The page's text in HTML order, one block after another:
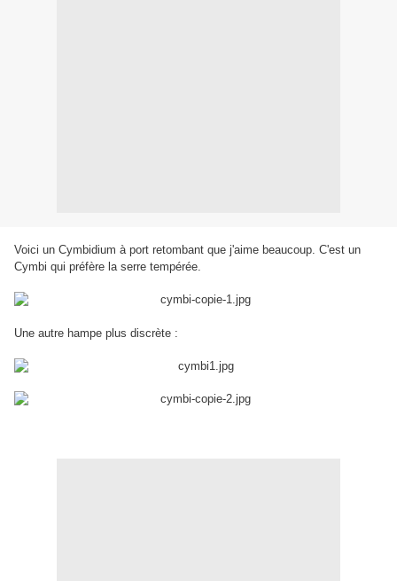
Voici un Cymbidium à port retombant que j'aime beaucoup. C'est un
Cymbi qui préfère la serre tempérée.
Une autre hampe plus discrète :